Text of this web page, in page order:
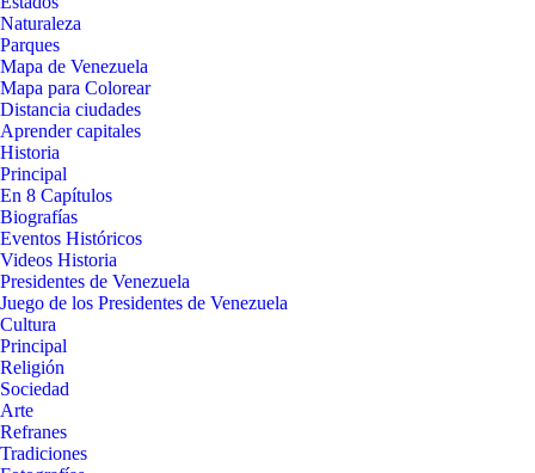
Naturaleza
Parques
Mapa de Venezuela
Mapa para Colorear
Distancia ciudades
Aprender capitales
Historia
Principal
En 8 Capítulos
Biografías
Eventos Históricos
Videos Historia
Presidentes de Venezuela
Juego de los Presidentes de Venezuela
Cultura
Principal
Religión
Sociedad
Arte
Refranes
Tradiciones